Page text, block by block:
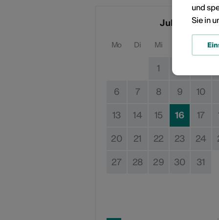
Juli 2026
Mo Di Mi
1
6 7 8 9 10
13 14 15 16 17
20 21 22 23 24
27 28 29 30 31
und
Sie in